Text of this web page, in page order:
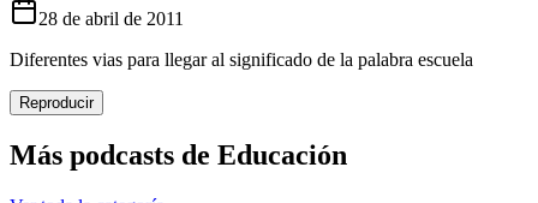
28 de abril de 2011
Diferentes vias para llegar al significado de la palabra escuela
Reproducir
Más podcasts de Educación